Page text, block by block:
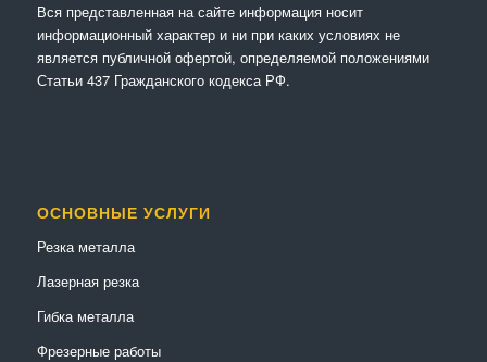
Вся представленная на сайте информация носит
информационный характер и ни при каких условиях не
является публичной офертой, определяемой положениями
Статьи 437 Гражданского кодекса РФ.
ОСНОВНЫЕ УСЛУГИ
Резка металла
Лазерная резка
Гибка металла
Фрезерные работы